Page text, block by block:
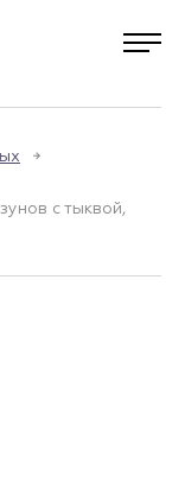
с тыквой,